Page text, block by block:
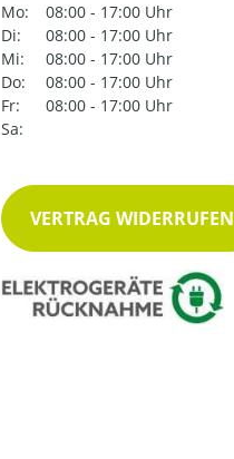
Mo:
08:00 - 17:00 Uhr
Di:
08:00 - 17:00 Uhr
Mi:
08:00 - 17:00 Uhr
Do:
08:00 - 17:00 Uhr
Fr:
08:00 - 17:00 Uhr
Sa:
VERTRAG WIDERRUFEN